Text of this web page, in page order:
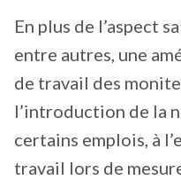
En plus de l’aspect
entre autres, une
de travail des
l’introduction de la
certains emplois, à
travail lors de